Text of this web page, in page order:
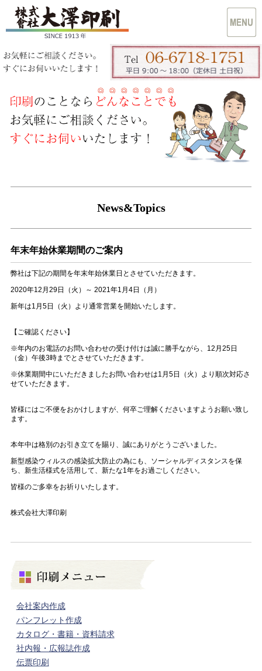
News&Topics
年末年始休業期間のご案内
弊社は下記の期間を年末年始休業日とさせていただきます。
2020年12月29日（火）～ 2021年1月4日（月）
新年は1月5日（火）より通常営業を開始いたします。
【ご確認ください】
※年内のお電話のお問い合わせの受け付けは誠に勝手ながら、12月25日
（金）午後3時までとさせていただきます。
※休業期間中にいただきましたお問い合わせは1月5日（火）より順次対応さ
せていただきます。
皆様にはご不便をおかけしますが、何卒ご理解くださいますようお願い致し
ます。
本年中は格別のお引き立てを賜り、誠にありがとうございました。
新型感染ウィルスの感染拡大防止の為にも、ソーシャルディスタンスを保
ち、新生活様式を活用して、新たな1年をお過ごしください。
皆様のご多幸をお祈りいたします。
株式会社大澤印刷
会社案内作成
パンフレット作成
カタログ・書籍・資料請求
社内報・広報誌作成
伝票印刷